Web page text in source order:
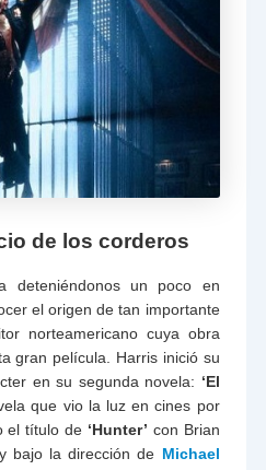
de los corderos
deteniéndonos un poco en
el origen de tan importante
norteamericano cuya obra
gran película. Harris inició su
en su segunda novela: ‘El
que vio la luz en cines por
el título de ‘Hunter’ con Brian
bajo la dirección de Michael